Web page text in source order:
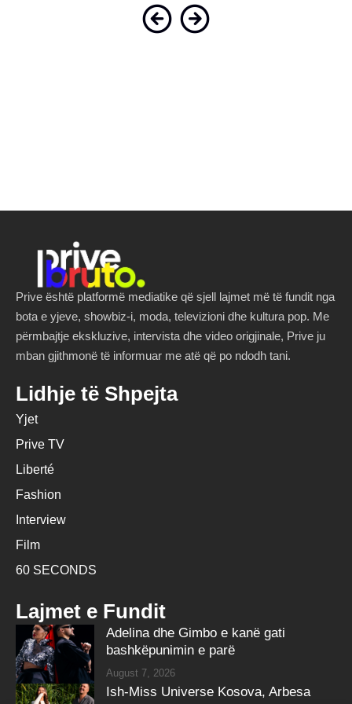
Prive është platformë mediatike që sjell lajmet më të fundit nga
bota e yjeve, showbiz-i, moda, televizioni dhe kultura pop. Me
përmbajtje ekskluzive, intervista dhe video origjinale, Prive ju
mban gjithmonë të informuar me atë që po ndodh tani.
Lidhje të Shpejta
Yjet
Prive TV
Liberté
Fashion
Interview
Film
60 SECONDS
Lajmet e Fundit
Adelina dhe Gimbo e kanë gati
bashkëpunimin e parë
August 7, 2026
Ish-Miss Universe Kosova, Arbesa